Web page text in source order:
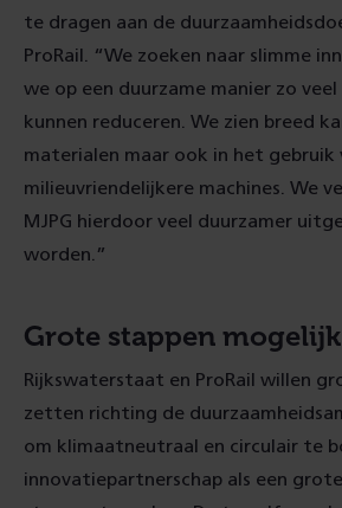
te dragen aan de
ProRail. “We zoeken naar slimme
we op een duurzame manier zo
kunnen reduceren. We zien breed
materialen maar ook in het gebruik
milieuvriendelijkere machines. We
MJPG hierdoor veel duurzamer
worden.”
Grote stappen
Rijkswaterstaat en ProRail willen
zetten richting de
om klimaatneutraal en circulair te
innovatiepartnerschap als een